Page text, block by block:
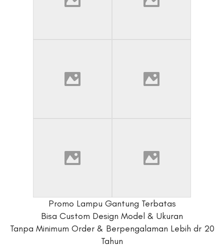
Promo Lampu Gantung Terbatas
Bisa Custom Design Model & Ukuran
Tanpa Minimum Order & Berpengalaman Lebih dr 20
Tahun